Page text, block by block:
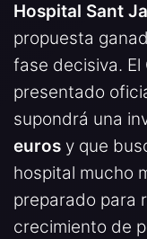
Hospital Sant
propuesta
fase decisiva. El
presentado
supondrá una
euros y que
hospital mucho
preparado para
crecimiento de